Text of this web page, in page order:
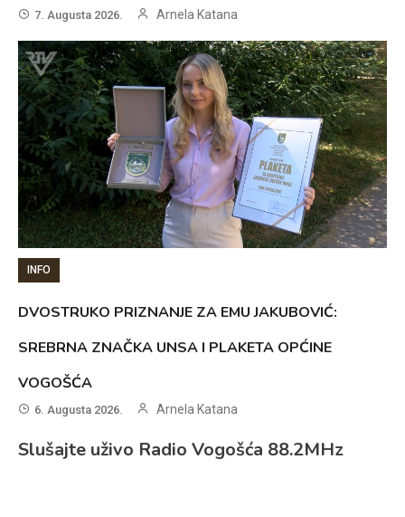
7. Augusta 2026. Arnela Katana
INFO
DVOSTRUKO PRIZNANJE ZA EMU JAKUBOVIĆ:
SREBRNA ZNAČKA UNSA I PLAKETA OPĆINE
VOGOŠĆA
6. Augusta 2026. Arnela Katana
Slušajte uživo Radio Vogošća 88.2MHz